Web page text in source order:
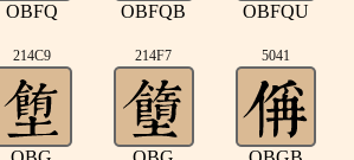
OBFQ OBFQB OBFQU
214C9 214F7 5041